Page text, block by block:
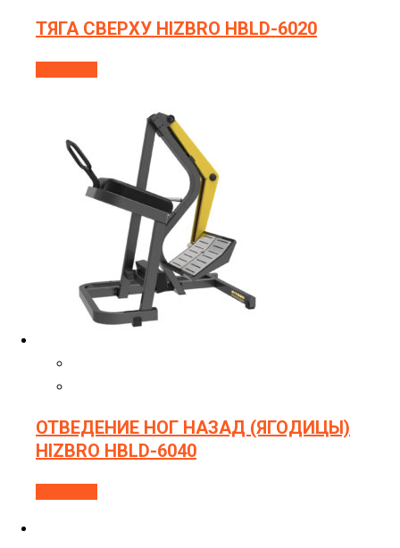
ТЯГА СВЕРХУ HIZBRO HBLD-6020
ОТВЕДЕНИЕ НОГ НАЗАД (ЯГОДИЦЫ)
HIZBRO HBLD-6040